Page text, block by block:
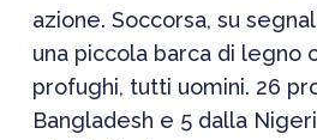
azione. Soccorsa, su
una piccola barca di legno
profughi, tutti uomini. 26
Bangladesh e 5 dalla